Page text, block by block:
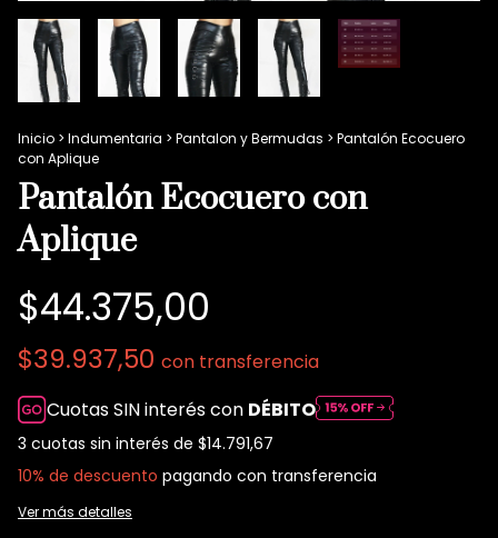
Inicio > Indumentaria > Pantalon y Bermudas > Pantalón Ecocuero
con Aplique
Pantalón Ecocuero con
Aplique
$44.375,00
$39.937,50 con transferencia
Cuotas SIN interés con DÉBITO
3 cuotas sin interés de $14.791,67
10% de descuento pagando con transferencia
Ver más detalles